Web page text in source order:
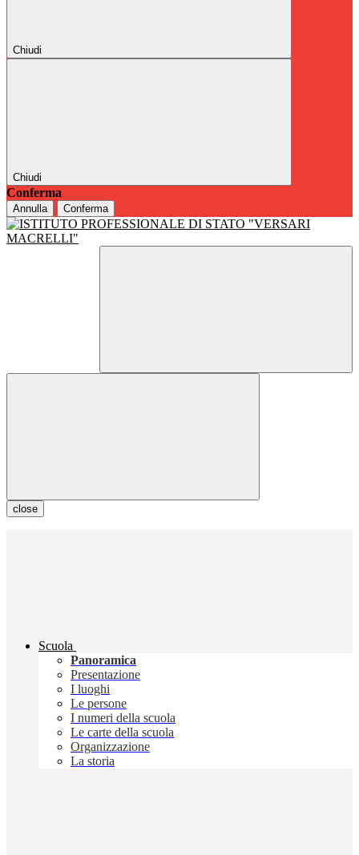
Chiudi
Chiudi
Conferma
Annulla Conferma
close
Scuola
Panoramica
Presentazione
I luoghi
Le persone
I numeri della scuola
Le carte della scuola
Organizzazione
La storia